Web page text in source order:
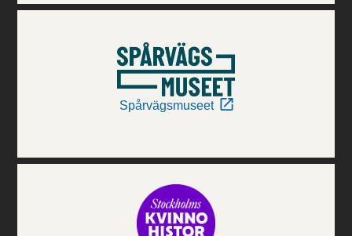
Spårvägsmuseet